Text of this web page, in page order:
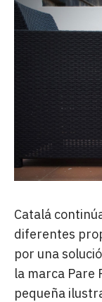
Catalá
diferentes
por una
la marca Pare
pequeña